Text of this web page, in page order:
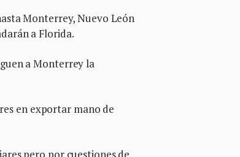
Monterrey, Nuevo León
a Florida.
a Monterrey la
en exportar mano de
pero por cuestiones de